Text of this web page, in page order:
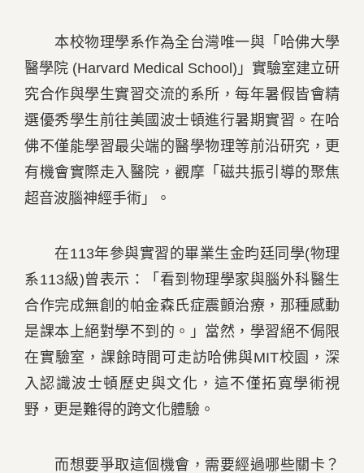
本校物理學系作為全台灣唯一與「哈佛大學
醫學院 (Harvard Medical School)」實驗室建立研
究合作與學生實習交流的系所，每年暑假皆會精
選優秀學生前往美國波士頓進行暑期實習。在哈
佛不僅能學習最尖端的醫學物理等前沿研究，更
有機會實際走入醫院，觀摩「磁共振引導的聚焦
超音波腦神經手術」。
在113年參與實習的畢業生金昀廷同學(物理
系113級)曾表示：「看到物理學家與腦外科醫生
合作完成無創的帕金森氏症震顫治療，那種感動
是課本上絕對學不到的。」當然，學習絕不侷限
在實驗室，課餘時間可走訪哈佛與MIT校園，深
入認識波士頓歷史與文化，這不僅拓寬學術視
野，更是難得的跨文化體驗。
而想要爭取這個機會，需要經過哪些關卡？